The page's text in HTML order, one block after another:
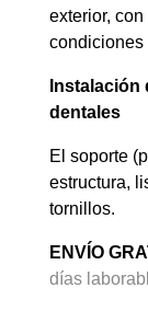
exterior,
condiciones
Instalación
dentales
El soporte
estructura,
tornillos.
ENVÍO
días